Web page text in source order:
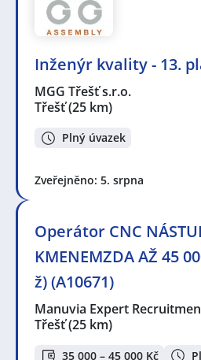
Inženýr kvality - 13.
MGG Třešť s.r.o.
Třešť(25 km)
Plný úvazek
Zveřejněno: 5. srpna
Operátor CNC
KMENEMZDA AŽ 45
ž) (A10671)
Manuvia Expert
Třešť(25 km)
35 000 – 45 000 Kč